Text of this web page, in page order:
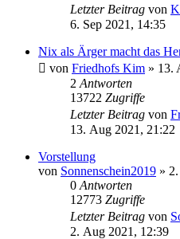
Letzter Beitrag von
6. Sep 2021, 14:35
Nix als Ärger macht das
von Friedhofs Kim » 13.
2 Antworten
13722 Zugriffe
Letzter Beitrag von
13. Aug 2021, 21:22
Vorstellung
von Sonnenschein2019 »
0 Antworten
12773 Zugriffe
Letzter Beitrag von
2. Aug 2021, 12:39